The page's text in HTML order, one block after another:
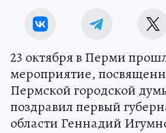
23 октября в Перми
мероприятие,
Пермской городской
поздравил первый
области Геннадий